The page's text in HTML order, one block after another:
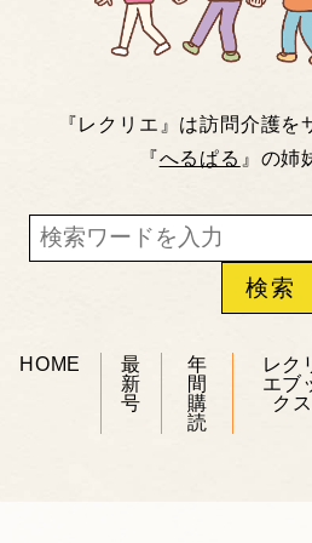
『レクリエ』は訪問介護
『へるぱる 』の姉
HOME
最
新
号
年
間
購
読
レク
エブ
クス